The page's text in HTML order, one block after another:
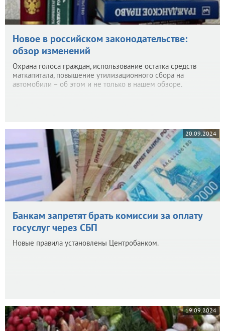
Новое в российском законодательстве:
обзор изменений
Охрана голоса граждан, использование остатка средств
маткапитала, повышение утилизационного сбора на
автомобили – об этом и не только в нашем обзоре.
20.09.2024
Банкам запретят брать комиссии за оплату
госуслуг через СБП
Новые правила установлены Центробанком.
19.09.2024